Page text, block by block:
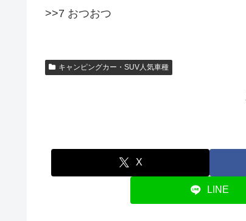
>>7 おつおつ
キャンピングカー・SUV人気車種
X
LINE